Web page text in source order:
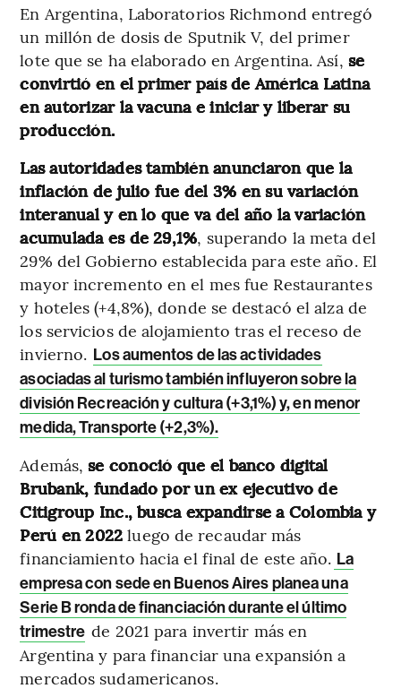
En Argentina, Laboratorios Richmond entregó
un millón de dosis de Sputnik V, del primer
lote que se ha elaborado en Argentina. Así, se
convirtió en el primer país de América Latina
en autorizar la vacuna e iniciar y liberar su
producción.
Las autoridades también anunciaron que la
inflación de julio fue del 3% en su variación
interanual y en lo que va del año la variación
acumulada es de 29,1%, superando la meta del
29% del Gobierno establecida para este año. El
mayor incremento en el mes fue Restaurantes
y hoteles (+4,8%), donde se destacó el alza de
los servicios de alojamiento tras el receso de
invierno. Los aumentos de las actividades
asociadas al turismo también influyeron sobre la
división Recreación y cultura (+3,1%) y, en menor
medida, Transporte (+2,3%).
Además,se conoció que el banco digital
Brubank, fundado por un ex ejecutivo de
Citigroup Inc., busca expandirse a Colombia y
Perú en 2022 luego de recaudar más
financiamiento hacia el final de este año. La
empresa con sede en Buenos Aires planea una
Serie B ronda de financiación durante el último
trimestre de 2021 para invertir más en
Argentina y para financiar una expansión a
mercados sudamericanos.